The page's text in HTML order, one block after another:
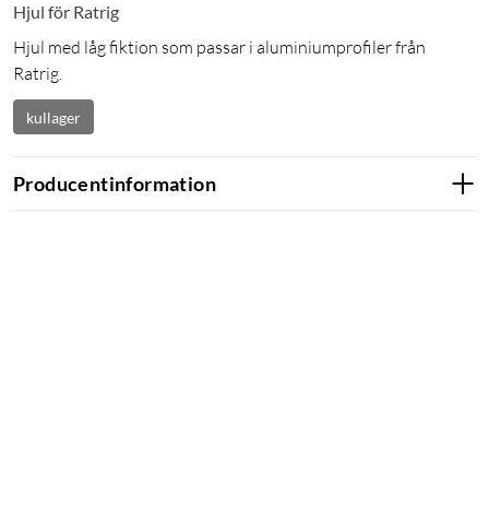
Hjul för Ratrig
Hjul med låg fiktion som passar i aluminiumprofiler från
Ratrig.
kullager
Producentinformation